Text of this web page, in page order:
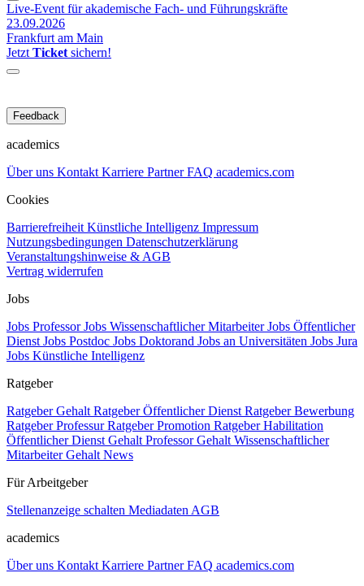
Live-Event für akademische Fach- und Führungskräfte
23.09.2026
Frankfurt am Main
Jetzt Ticket sichern!
Feedback
academics
Über uns Kontakt Karriere PartnerFAQ academics.com
Cookies
Barrierefreiheit Künstliche Intelligenz Impressum
Nutzungsbedingungen Datenschutzerklärung
Veranstaltungshinweise & AGB
Vertrag widerrufen
Jobs
Jobs ProfessorJobs Wissenschaftlicher MitarbeiterJobs Öffentlicher
Dienst Jobs Postdoc Jobs Doktorand Jobs an Universitäten Jobs Jura
Jobs Künstliche Intelligenz
Ratgeber
Ratgeber Gehalt Ratgeber Öffentlicher Dienst Ratgeber Bewerbung
Ratgeber ProfessurRatgeber Promotion Ratgeber Habilitation
Öffentlicher Dienst Gehalt Professor Gehalt Wissenschaftlicher
Mitarbeiter Gehalt News
Für Arbeitgeber
Stellenanzeige schalten Mediadaten AGB
academics
Über uns Kontakt Karriere PartnerFAQ academics.com